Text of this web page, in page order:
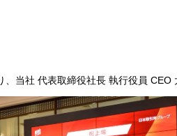
、当社 代表取締役社長 執行役員 CEO